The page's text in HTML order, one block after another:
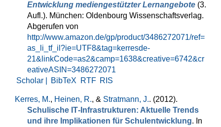
Entwicklung mediengestützter Lernangebote (3.
Aufl.). München: Oldenbourg Wissenschaftsverlag.
Abgerufen von
http://www.amazon.de/gp/product/3486272071/ref=
as_li_tf_il?ie=UTF8&tag=kerresde-
21&linkCode=as2&camp=1638&creative=6742&cr
eativeASIN=3486272071
Scholar |
BibTeX RTF RIS
Kerres, M., Heinen, R., & Stratmann, J.. (2012).
Schulische IT‐Infrastrukturen: Aktuelle Trends
und ihre Implikationen für Schulentwicklung. In